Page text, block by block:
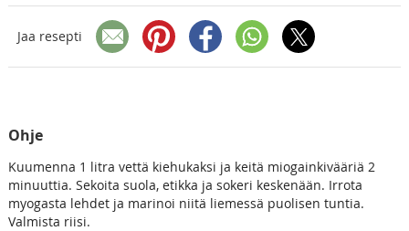
Jaa resepti
Ohje
Kuumenna 1 litra vettä kiehukaksi ja keitä miogainkivääriä 2
minuuttia. Sekoita suola, etikka ja sokeri keskenään. Irrota
myogasta lehdet ja marinoi niitä liemessä puolisen tuntia.
Valmista riisi.